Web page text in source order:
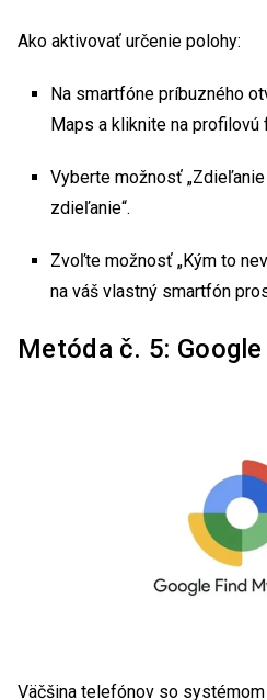
Ako aktivovať určenie polohy:
Na smartfóne príbuzného
Maps a kliknite na profilovú
Vyberte možnosť
zdieľanie“.
Zvoľte možnosť „Kým to
na váš vlastný smartfón
Metóda č. 5:
Väčšina telefónov so